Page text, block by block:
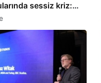
sessiz kriz:
açıklama!